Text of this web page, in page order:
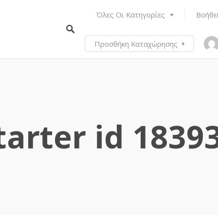
Όλες Οι Κατηγορίες
Προσθήκη Καταχώρησης
id